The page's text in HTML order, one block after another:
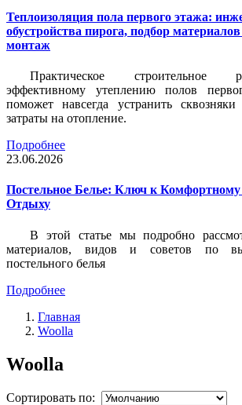
Теплоизоляция пола первого этажа:
обустройства пирога, подбор
монтаж
Практическое строительное
эффективному утеплению полов
поможет навсегда устранить
затраты на отопление.
Подробнее
23.06.2026
Постельное Белье: Ключ к
Отдыху
В этой статье мы подробно
материалов, видов и советов по
постельного белья
Подробнее
Главная
Woolla
Woolla
Сортировать по: